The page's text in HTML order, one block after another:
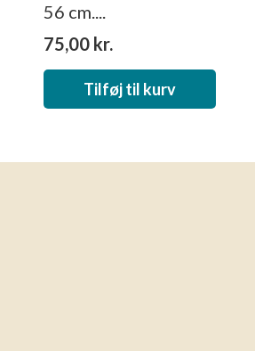
56 cm....
75,00 kr.
Tilføj til kurv